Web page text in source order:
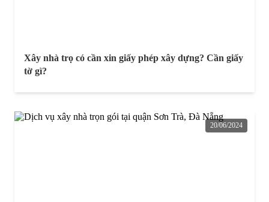
Xây nhà trọ có cần xin giấy phép xây dựng? Cần giấy
tờ gì?
20/06/2024